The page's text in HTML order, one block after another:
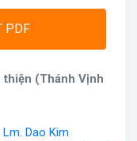
PDF
thiện (Thánh Vịnh
Dao Kim